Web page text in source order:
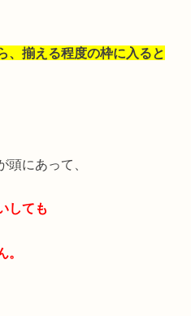
、揃える程度の枠に入ると
頭にあって、
しても
。